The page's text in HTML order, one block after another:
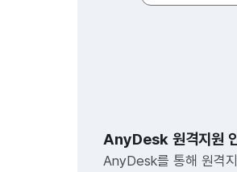
AnyDesk 원격지원
AnyDesk를 통해 원격